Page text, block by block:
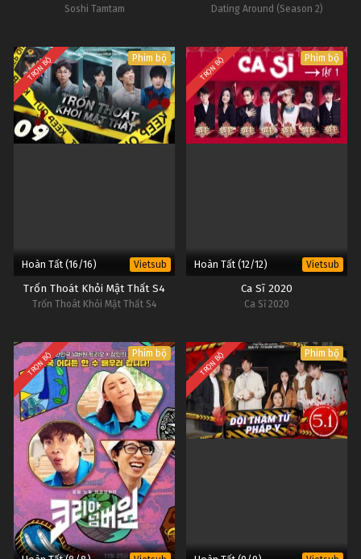
Soshi Tamtam Dating Around (Season 2)
TRỌN BỘ Phim bộ
Hoàn Tất (16/16) Vietsub
Trốn Thoát Khỏi Mật Thất S4
Trốn Thoát Khỏi Mật Thất S4
TRỌN BỘ Phim bộ
Hoàn Tất (12/12) Vietsub
Ca Sĩ 2020
Ca Sĩ 2020
TRỌN BỘ Phim bộ TRỌN BỘ Phim bộ